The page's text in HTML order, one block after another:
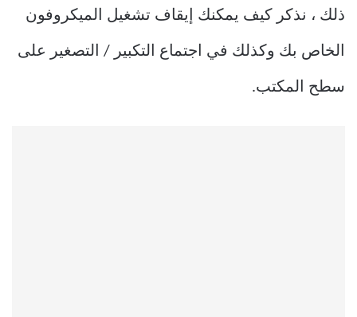
ذلك ، نذكر كيف يمكنك إيقاف تشغيل الميكروفون
الخاص بك وكذلك في اجتماع التكبير / التصغير على
سطح المكتب.